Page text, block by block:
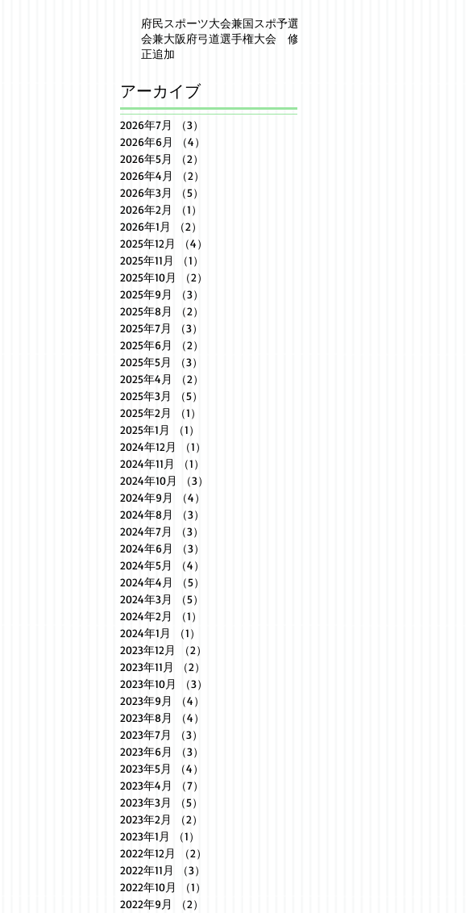
府民スポーツ大会兼国スポ予選
会兼大阪府弓道選手権大会 修
正追加
アーカイブ
2026年7月 （3）
2026年6月
（4）
2026年5月
（2）
2026年4月
（2）
2026年3月
（5）
2026年2月
（1）
2026年1月
（2）
2025年12月
（4）
2025年11月
（1）
2025年10月
（2）
2025年9月
（3）
2025年8月
（2）
2025年7月
（3）
2025年6月
（2）
2025年5月
（3）
2025年4月
（2）
2025年3月
（5）
2025年2月
（1）
2025年1月
（1）
2024年12月
（1）
2024年11月
（1）
2024年10月
（3）
2024年9月
（4）
2024年8月
（3）
2024年7月
（3）
2024年6月
（3）
2024年5月
（4）
2024年4月
（5）
2024年3月
（5）
2024年2月
（1）
2024年1月
（1）
2023年12月
（2）
2023年11月
（2）
2023年10月
（3）
2023年9月
（4）
2023年8月
（4）
2023年7月
（3）
2023年6月
（3）
2023年5月
（4）
2023年4月
（7）
2023年3月
（5）
2023年2月
（2）
2023年1月
（1）
2022年12月
（2）
2022年11月
（3）
2022年10月
（1）
2022年9月
（2）